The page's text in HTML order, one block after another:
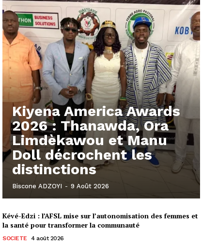
Kiyena America Awards
2026 : Thanawda, Ora
Limdèkawou et Manu
Doll décrochent les
distinctions
Biscone ADZOYI - 9 Août 2026
Kévé-Edzi : l’AFSL mise sur l’autonomisation des femmes et
la santé pour transformer la communauté
SOCIETE 4 août 2026